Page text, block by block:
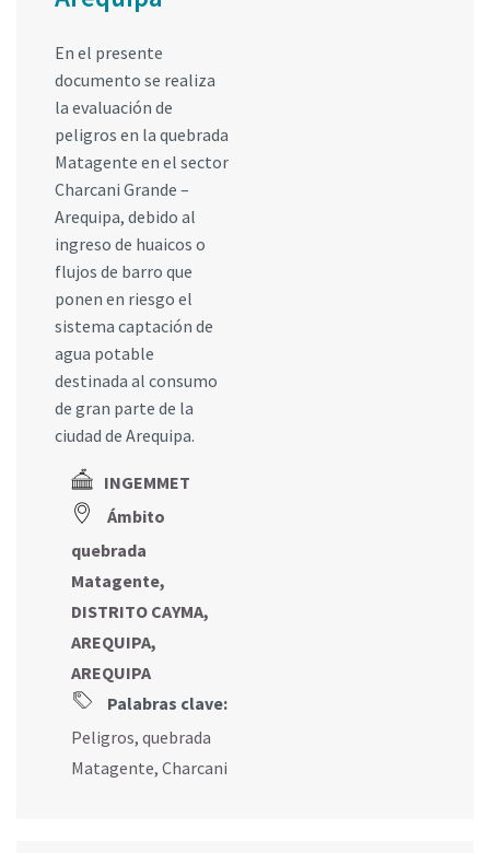
En el presente
documento se realiza
la evaluación de
peligros en la quebrada
Matagente en el sector
Charcani Grande –
Arequipa, debido al
ingreso de huaicos o
flujos de barro que
ponen en riesgo el
sistema captación de
agua potable
destinada al consumo
de gran parte de la
ciudad de Arequipa.
INGEMMET
Ámbito
quebrada
Matagente,
DISTRITO CAYMA,
AREQUIPA,
AREQUIPA
Palabras clave:
Peligros, quebrada
Matagente, Charcani